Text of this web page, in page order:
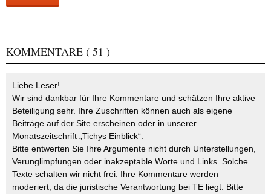
KOMMENTARE ( 51 )
Liebe Leser!
Wir sind dankbar für Ihre Kommentare und schätzen Ihre aktive
Beteiligung sehr. Ihre Zuschriften können auch als eigene
Beiträge auf der Site erscheinen oder in unserer
Monatszeitschrift „Tichys Einblick“.
Bitte entwerten Sie Ihre Argumente nicht durch Unterstellungen,
Verunglimpfungen oder inakzeptable Worte und Links. Solche
Texte schalten wir nicht frei. Ihre Kommentare werden
moderiert, da die juristische Verantwortung bei TE liegt. Bitte